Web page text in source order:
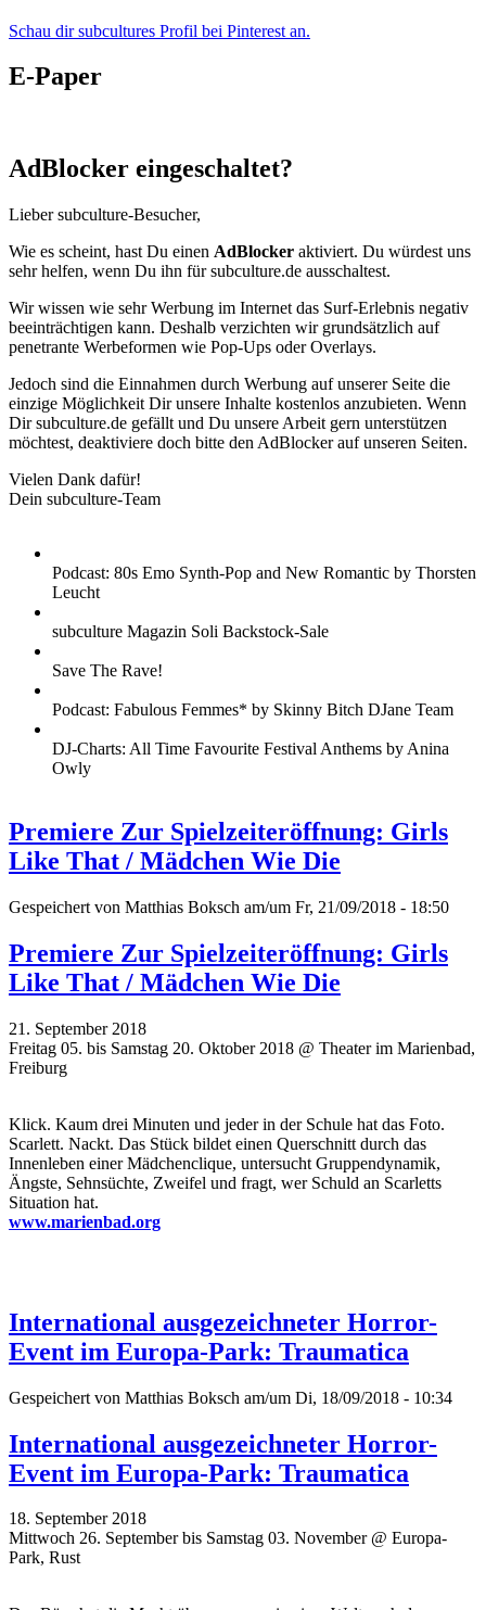
Schau dir subcultures Profil bei Pinterest an.
E-Paper
AdBlocker eingeschaltet?
Lieber subculture-Besucher,
Wie es scheint, hast Du einen AdBlocker aktiviert. Du würdest uns
sehr helfen, wenn Du ihn für subculture.de ausschaltest.
Wir wissen wie sehr Werbung im Internet das Surf-Erlebnis negativ
beeinträchtigen kann. Deshalb verzichten wir grundsätzlich auf
penetrante Werbeformen wie Pop-Ups oder Overlays.
Jedoch sind die Einnahmen durch Werbung auf unserer Seite die
einzige Möglichkeit Dir unsere Inhalte kostenlos anzubieten. Wenn
Dir subculture.de gefällt und Du unsere Arbeit gern unterstützen
möchtest, deaktiviere doch bitte den AdBlocker auf unseren Seiten.
Vielen Dank dafür!
Dein subculture-Team
Podcast: 80s Emo Synth-Pop and New Romantic by Thorsten
Leucht
subculture Magazin Soli Backstock-Sale
Save The Rave!
Podcast: Fabulous Femmes* by Skinny Bitch DJane Team
DJ-Charts: All Time Favourite Festival Anthems by Anina
Owly
Premiere Zur Spielzeiteröffnung: Girls
Like That / Mädchen Wie Die
Gespeichert von Matthias Boksch am/um Fr, 21/09/2018 - 18:50
Premiere Zur Spielzeiteröffnung: Girls
Like That / Mädchen Wie Die
21. September 2018
Freitag 05. bis Samstag 20. Oktober 2018 @ Theater im Marienbad,
Freiburg
Klick. Kaum drei Minuten und jeder in der Schule hat das Foto.
Scarlett. Nackt. Das Stück bildet einen Querschnitt durch das
Innenleben einer Mädchenclique, untersucht Gruppendynamik,
Ängste, Sehnsüchte, Zweifel und fragt, wer Schuld an Scarletts
Situation hat.
www.marienbad.org
International ausgezeichneter Horror-
Event im Europa-Park: Traumatica
Gespeichert von Matthias Boksch am/um Di, 18/09/2018 - 10:34
International ausgezeichneter Horror-
Event im Europa-Park: Traumatica
18. September 2018
Mittwoch 26. September bis Samstag 03. November @ Europa-
Park, Rust